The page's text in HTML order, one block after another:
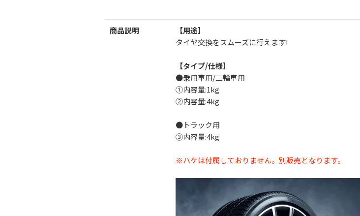
商品説明
【用途】
タイヤ交換をスムーズに行えます!
【タイプ/仕様】
●乗用車用/二輪車用
①内容量:1kg
②内容量:4kg
●トラック用
③内容量:4kg
※ハケは付属しておりません。別販売となります。